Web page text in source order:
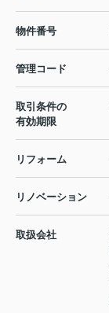
物件番号
管理コード
取引条件の
有効期限
リフォーム
リノベーション
取扱会社